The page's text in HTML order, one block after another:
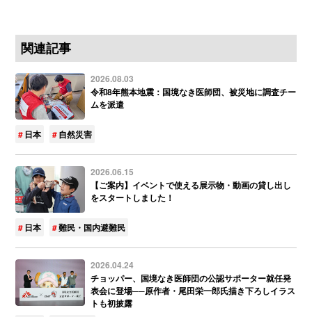
関連記事
2026.08.03
令和8年熊本地震：国境なき医師団、被災地に調査チー
ムを派遣
日本 自然災害
2026.06.15
【ご案内】イベントで使える展示物・動画の貸し出し
をスタートしました！
日本 難民・国内避難民
2026.04.24
チョッパー、国境なき医師団の公認サポーター就任発
表会に登場──原作者・尾田栄一郎氏描き下ろしイラス
トも初披露